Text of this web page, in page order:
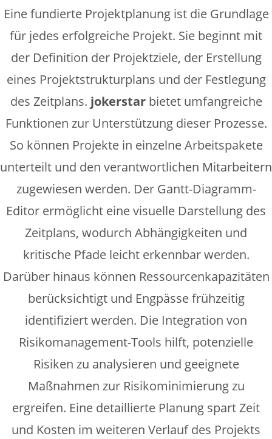
Eine fundierte Projektplanung ist die Grundlage
für jedes erfolgreiche Projekt. Sie beginnt mit
der Definition der Projektziele, der Erstellung
eines Projektstrukturplans und der Festlegung
des Zeitplans. jokerstarbietet umfangreiche
Funktionen zur Unterstützung dieser Prozesse.
So können Projekte in einzelne Arbeitspakete
unterteilt und den verantwortlichen Mitarbeitern
zugewiesen werden. Der Gantt-Diagramm-
Editor ermöglicht eine visuelle Darstellung des
Zeitplans, wodurch Abhängigkeiten und
kritische Pfade leicht erkennbar werden.
Darüber hinaus können Ressourcenkapazitäten
berücksichtigt und Engpässe frühzeitig
identifiziert werden. Die Integration von
Risikomanagement-Tools hilft, potenzielle
Risiken zu analysieren und geeignete
Maßnahmen zur Risikominimierung zu
ergreifen. Eine detaillierte Planung spart Zeit
und Kosten im weiteren Verlauf des Projekts